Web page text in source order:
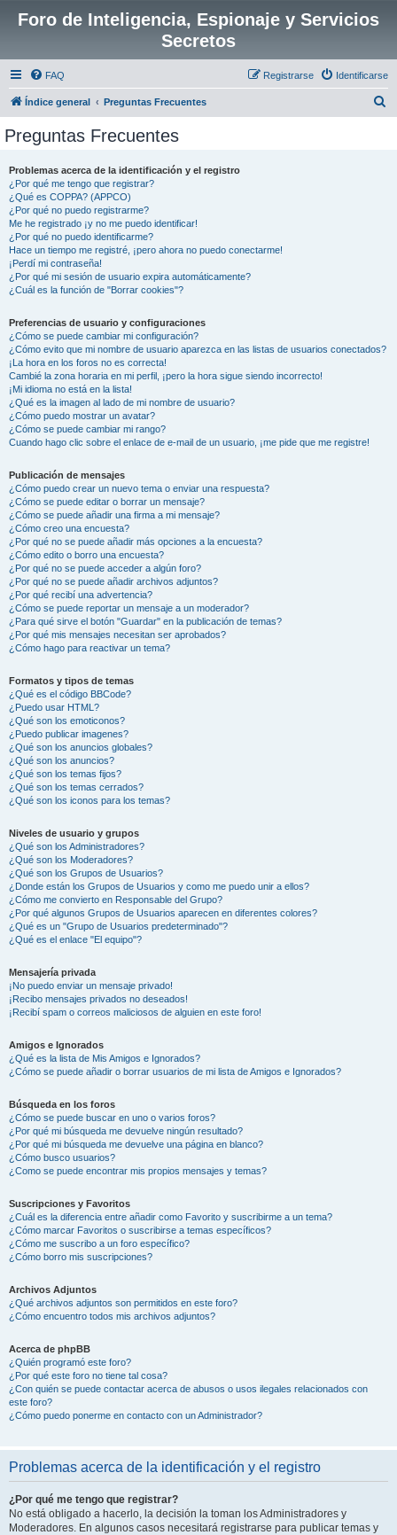
Foro de Inteligencia, Espionaje y Servicios
Secretos
FAQ Identificarse
Registrarse
Índice general Preguntas Frecuentes
Preguntas Frecuentes
Problemas acerca de la identificación y el registro
¿Por qué me tengo que registrar?
¿Qué es COPPA? (APPCO)
¿Por qué no puedo registrarme?
Me he registrado ¡y no me puedo identificar!
¿Por qué no puedo identificarme?
Hace un tiempo me registré, ¡pero ahora no puedo conectarme!
¡Perdí mi contraseña!
¿Por qué mi sesión de usuario expira automáticamente?
¿Cuál es la función de "Borrar cookies"?
Preferencias de usuario y configuraciones
¿Cómo se puede cambiar mi configuración?
¿Cómo evito que mi nombre de usuario aparezca en las listas de usuarios conectados?
¡La hora en los foros no es correcta!
Cambié la zona horaria en mi perfil, ¡pero la hora sigue siendo incorrecto!
¡Mi idioma no está en la lista!
¿Qué es la imagen al lado de mi nombre de usuario?
¿Cómo puedo mostrar un avatar?
¿Cómo se puede cambiar mi rango?
Cuando hago clic sobre el enlace de e-mail de un usuario, ¡me pide que me registre!
Publicación de mensajes
¿Cómo puedo crear un nuevo tema o enviar una respuesta?
¿Cómo se puede editar o borrar un mensaje?
¿Cómo se puede añadir una firma a mi mensaje?
¿Cómo creo una encuesta?
¿Por qué no se puede añadir más opciones a la encuesta?
¿Cómo edito o borro una encuesta?
¿Por qué no se puede acceder a algún foro?
¿Por qué no se puede añadir archivos adjuntos?
¿Por qué recibí una advertencia?
¿Cómo se puede reportar un mensaje a un moderador?
¿Para qué sirve el botón "Guardar" en la publicación de temas?
¿Por qué mis mensajes necesitan ser aprobados?
¿Cómo hago para reactivar un tema?
Formatos y tipos de temas
¿Qué es el código BBCode?
¿Puedo usar HTML?
¿Qué son los emoticonos?
¿Puedo publicar imagenes?
¿Qué son los anuncios globales?
¿Qué son los anuncios?
¿Qué son los temas fijos?
¿Qué son los temas cerrados?
¿Qué son los iconos para los temas?
Niveles de usuario y grupos
¿Qué son los Administradores?
¿Qué son los Moderadores?
¿Qué son los Grupos de Usuarios?
¿Donde están los Grupos de Usuarios y como me puedo unir a ellos?
¿Cómo me convierto en Responsable del Grupo?
¿Por qué algunos Grupos de Usuarios aparecen en diferentes colores?
¿Qué es un "Grupo de Usuarios predeterminado"?
¿Qué es el enlace "El equipo"?
Mensajería privada
¡No puedo enviar un mensaje privado!
¡Recibo mensajes privados no deseados!
¡Recibí spam o correos maliciosos de alguien en este foro!
Amigos e Ignorados
¿Qué es la lista de Mis Amigos e Ignorados?
¿Cómo se puede añadir o borrar usuarios de mi lista de Amigos e Ignorados?
Búsqueda en los foros
¿Cómo se puede buscar en uno o varios foros?
¿Por qué mi búsqueda me devuelve ningún resultado?
¿Por qué mi búsqueda me devuelve una página en blanco?
¿Cómo busco usuarios?
¿Como se puede encontrar mis propios mensajes y temas?
Suscripciones y Favoritos
¿Cuál es la diferencia entre añadir como Favorito y suscribirme a un tema?
¿Cómo marcar Favoritos o suscribirse a temas específicos?
¿Cómo me suscribo a un foro específico?
¿Cómo borro mis suscripciones?
Archivos Adjuntos
¿Qué archivos adjuntos son permitidos en este foro?
¿Cómo encuentro todos mis archivos adjuntos?
Acerca de phpBB
¿Quién programó este foro?
¿Por qué este foro no tiene tal cosa?
¿Con quién se puede contactar acerca de abusos o usos ilegales relacionados con
este foro?
¿Cómo puedo ponerme en contacto con un Administrador?
Problemas acerca de la identificación y el registro
¿Por qué me tengo que registrar?
No está obligado a hacerlo, la decisión la toman los Administradores y
Moderadores. En algunos casos necesitará registrarse para publicar temas y